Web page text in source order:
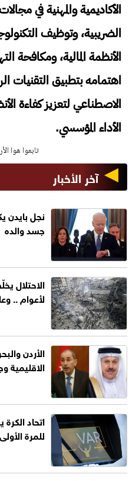
الأكاديمية والمهنية في
الضريبية، وتوظيف
الأنظمة المالية، ومكافحة
اهتمامه بتطبيق التقنيات
الاصطناعي لتعزيز كفاءة
الأداء المؤسسي.
تابعوا هوا
آخر الأخبار
نجل
جسد والده
الاحتلال
لأعوام ..
الأردن
الاقليمية
للمرة الأولى